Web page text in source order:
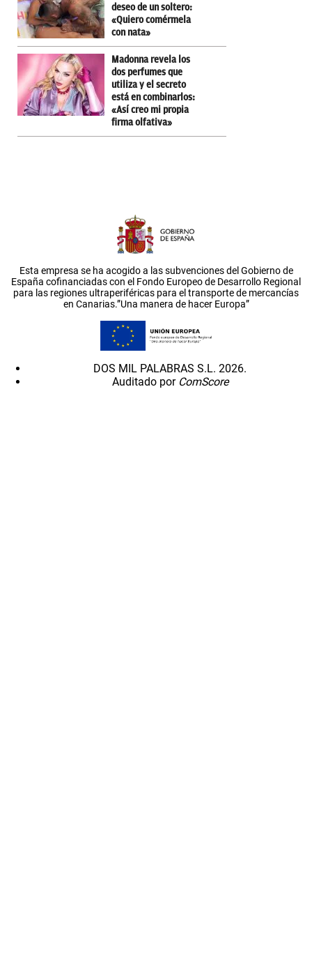
deseo de un soltero:
«Quiero comérmela
con nata»
Madonna revela los
dos perfumes que
utiliza y el secreto
está en combinarlos:
«Así creo mi propia
firma olfativa»
Esta empresa se ha acogido a las subvenciones del Gobierno de
España cofinanciadas con el Fondo Europeo de Desarrollo Regional
para las regiones ultraperiféricas para el transporte de mercancías
en Canarias.”Una manera de hacer Europa”
DOS MIL PALABRAS S.L. 2026.
Auditado por ComScore